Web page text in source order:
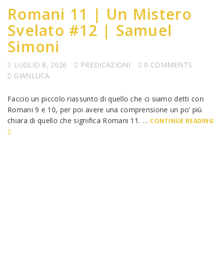
Romani 11 | Un Mistero
Svelato #12 | Samuel
Simoni
LUGLIO 8, 2026 PREDICAZIONI
0 COMMENTS
GIANLUCA
Faccio un piccolo riassunto di quello che ci siamo detti con
Romani 9 e 10, per poi avere una comprensione un po’ più
chiara di quello che significa Romani 11. … CONTINUE READING